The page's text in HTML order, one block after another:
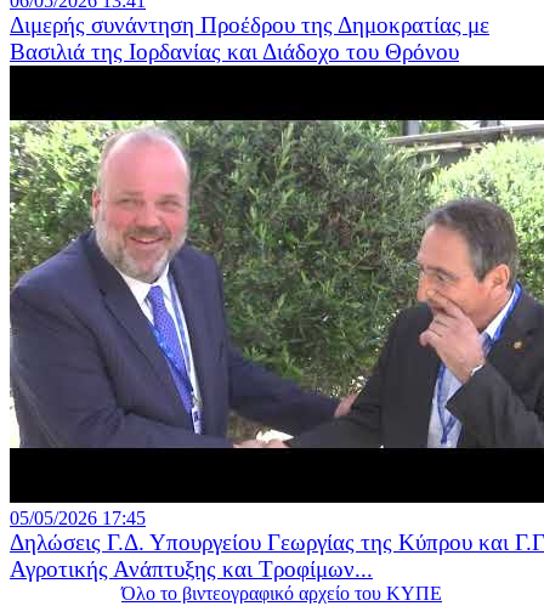
Διμερής συνάντηση Προέδρου της Δημοκρατίας με
Βασιλιά της Ιορδανίας και Διάδοχο του Θρόνου
05/05/2026 17:45
Δηλώσεις Γ.Δ. Υπουργείου Γεωργίας της Κύπρου και
Αγροτικής Ανάπτυξης και Τροφίμων...
Όλο το βιντεογραφικό αρχείο του ΚΥΠΕ